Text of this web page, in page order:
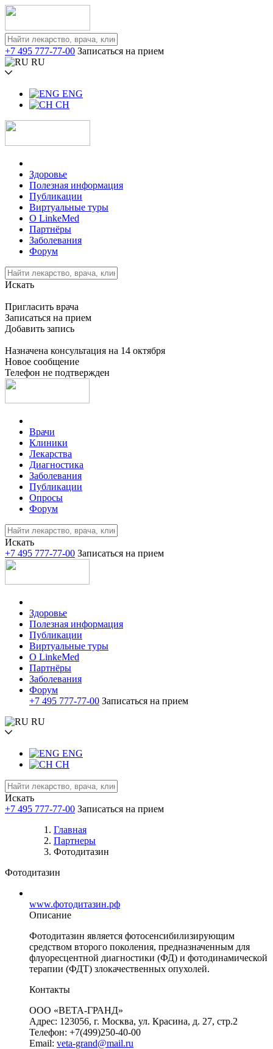
+7 495 777-77-00 Записаться на прием
RU
ENG
CH
Здоровье
Полезная информация
Публикации
Виртуальные туры
О LinkeMed
Партнёры
Заболевания
Форум
Искать
Пригласить врача
Записаться на прием
Добавить запись
Назначена консультация на 14 октября
Новое сообщение
Телефон не подтвержден
Врачи
Клиники
Лекарства
Диагностика
Заболевания
Публикации
Опросы
Форум
Искать
+7 495 777-77-00 Записаться на прием
Здоровье
Полезная информация
Публикации
Виртуальные туры
О LinkeMed
Партнёры
Заболевания
Форум
+7 495 777-77-00 Записаться на прием
RU
ENG
CH
Искать
+7 495 777-77-00 Записаться на прием
Главная
Партнеры
Фотодитазин
Фотодитазин
www.фотодитазин.рф
Описание
Фотодитазин является фотосенсибилизирующим
средством второго поколения, предназначенным для
флуоресцентной диагностики (ФД) и фотодинамической
терапии (ФДТ) злокачественных опухолей.
Контакты
ООО «ВЕТА-ГРАНД»
Адрес: 123056, г. Москва, ул. Красина, д. 27, стр.2
Телефон: +7(499)250-40-00
Email: veta-grand@mail.ru